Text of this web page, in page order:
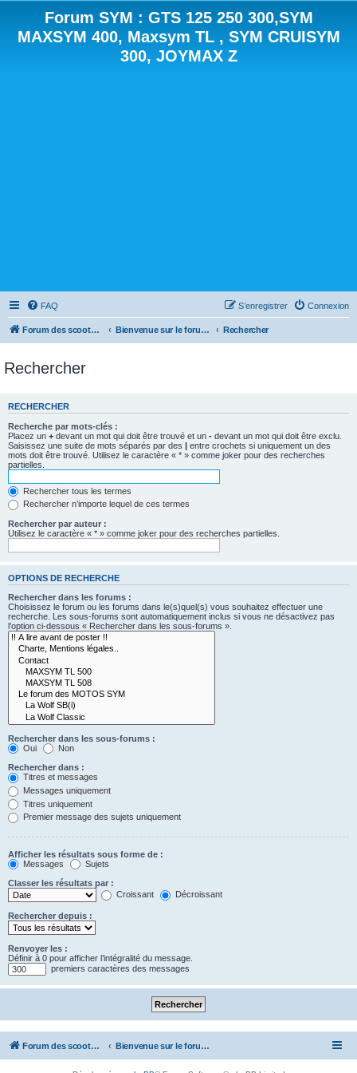
Forum SYM : GTS 125 250 300,SYM
MAXSYM 400, Maxsym TL , SYM CRUISYM
300, JOYMAX Z
FAQ Connexion
S’enregistrer
Forum des scooters SYM - GTS -MAXSYM - CRUISYM - JOYMAX - Maxsym TL Bienvenue sur le forum des scooters de la gamme SYM Rechercher
Rechercher
RECHERCHER
Recherche par mots-clés :
Placez un + devant un mot qui doit être trouvé et un - devant un mot qui doit être exclu.
Saisissez une suite de mots séparés par des | entre crochets si uniquement un des
mots doit être trouvé. Utilisez le caractère « * » comme joker pour des recherches
partielles.
Rechercher tous les termes
Rechercher n’importe lequel de ces termes
Rechercher par auteur :
Utilisez le caractère « * » comme joker pour des recherches partielles.
OPTIONS DE RECHERCHE
Rechercher dans les forums :
Choisissez le forum ou les forums dans le(s)quel(s) vous souhaitez effectuer une
recherche. Les sous-forums sont automatiquement inclus si vous ne désactivez pas
l’option ci-dessous « Rechercher dans les sous-forums ».
Rechercher dans les sous-forums :
Oui
Non
Rechercher dans :
Titres et messages
Messages uniquement
Titres uniquement
Premier message des sujets uniquement
Afficher les résultats sous forme de :
Messages
Sujets
Classer les résultats par :
Croissant
Décroissant
Rechercher depuis :
Renvoyer les :
Définir à 0 pour afficher l’intégralité du message.
premiers caractères des messages
Forum des scooters SYM - GTS -MAXSYM - CRUISYM - JOYMAX - Maxsym TL Bienvenue sur le forum des scooters de la gamme SYM